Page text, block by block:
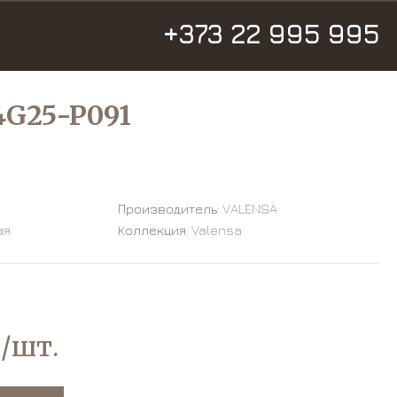
+373 22 995 995
P091
шт.
Производитель: VALENSA
Коллекция: Valensa